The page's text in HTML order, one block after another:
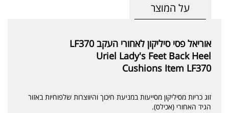
על המוצר
אוריאל פסי סיליקון לאחורי העקב LF370
Uriel Lady's Feet Back Heel
Cushions Item LF370
זוג כריות מסיליקון מסייעות במניעת חיכוך והיווצרות שלפוחיות באזור
הגיד האחורי (אכילס).